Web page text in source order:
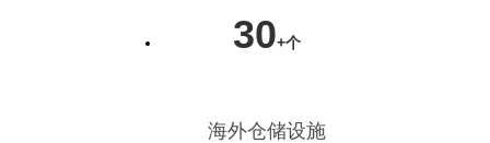
30+个
海外仓储设施